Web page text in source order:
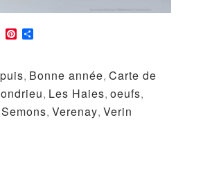
WhatsApp
Pinterest
, Bonne année, Carte de
, Les Haies, oeufs,
, Verenay, Verin